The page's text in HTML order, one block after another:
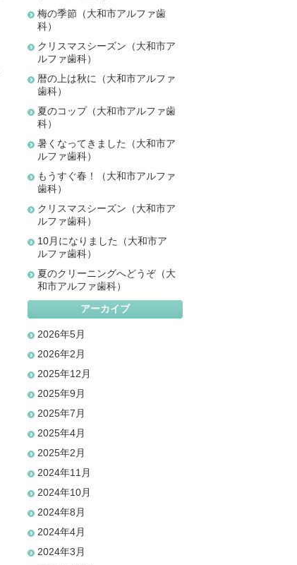
梅の季節（大和市アルファ歯
科）
クリスマスシーズン（大和市ア
ルファ歯科）
暦の上は秋に（大和市アルファ
歯科）
夏のコップ（大和市アルファ歯
科）
暑くなってきました（大和市ア
ルファ歯科）
もうすぐ春！（大和市アルファ
歯科）
クリスマスシーズン（大和市ア
ルファ歯科）
10月になりました（大和市ア
ルファ歯科）
夏のクリーニングへどうぞ（大
和市アルファ歯科）
アーカイブ
2026年5月
2026年2月
2025年12月
2025年9月
2025年7月
2025年4月
2025年2月
2024年11月
2024年10月
2024年8月
2024年4月
2024年3月